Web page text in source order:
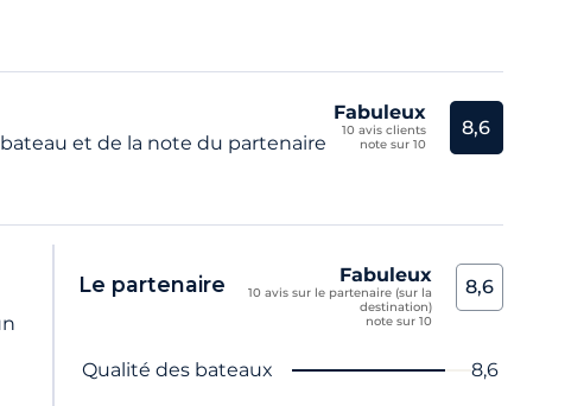
et de la note du partenaire
Fabuleux
10 avis clients
note sur 10
8,6
Le partenaire Fabuleux
10 avis sur le partenaire (sur la
destination)
note sur 10
8,6
Nom du critère Note
Qualité des bateaux 8,6